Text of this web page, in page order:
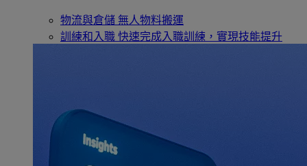
物流與倉儲 無人物料搬運
訓練和入職 快速完成入職訓練，實現技能提升